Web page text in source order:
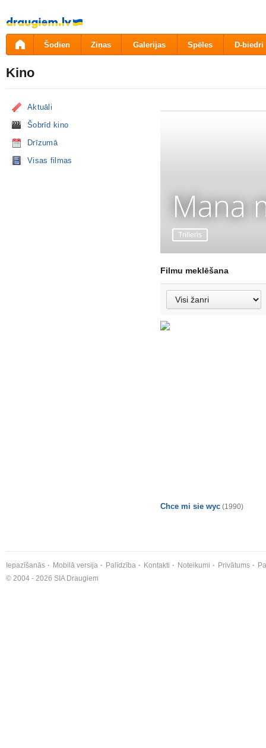
Pāriet
uz
saturu
Šodien Ziņas Galerijas Spēles D-biedri
Kino
Aktuāli
Šobrīd kino
Drīzumā
Visas filmas
Mana
Trilleris
Filmu meklēšana
Chce mi sie wyc (1990)
Iepazīšanās Mobilā versija Palīdzība Kontakti Noteikumi Privātums
© 2004 - 2026 SIA Draugiem